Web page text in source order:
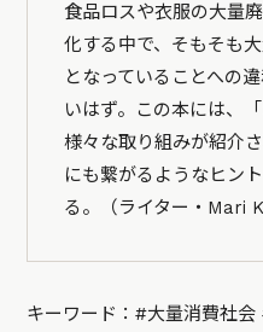
食品ロスや衣服の大量
化する中で、そもそも
となっていることへの
いはず。この本には、
様々な取り組みが紹介
にも繋がるようなヒン
る。（ライター・Mari
キーワード：#大量消費社